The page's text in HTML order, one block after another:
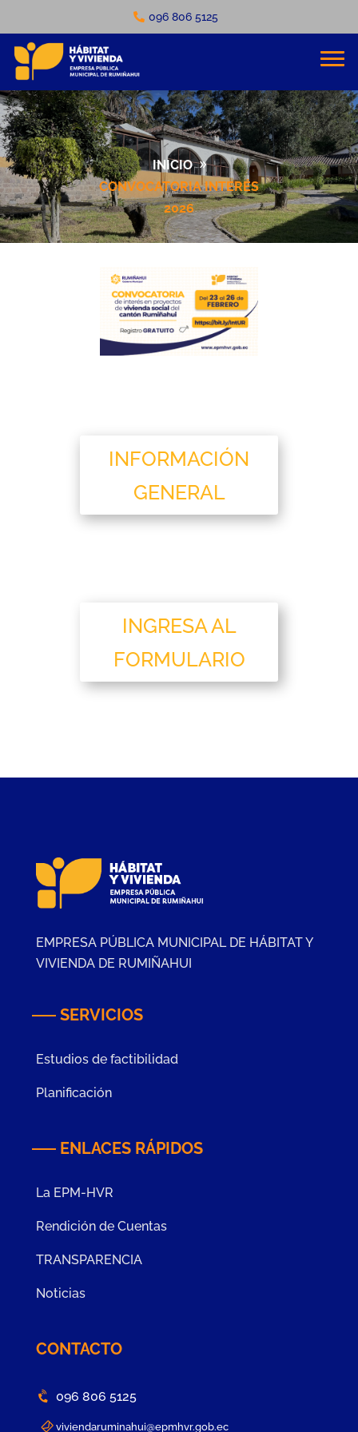
096 806 5125
INICIO
CONVOCATORIA INTERÉS
2026
INFORMACIÓN
GENERAL
INGRESA AL
FORMULARIO
EMPRESA PÚBLICA MUNICIPAL DE HÁBITAT Y
VIVIENDA DE RUMIÑAHUI
SERVICIOS
Estudios de factibilidad
Planificación
ENLACES RÁPIDOS
La EPM-HVR
Rendición de Cuentas
TRANSPARENCIA
Noticias
CONTACTO
096 806 5125
viviendaruminahui@epmhvr.gob.ec